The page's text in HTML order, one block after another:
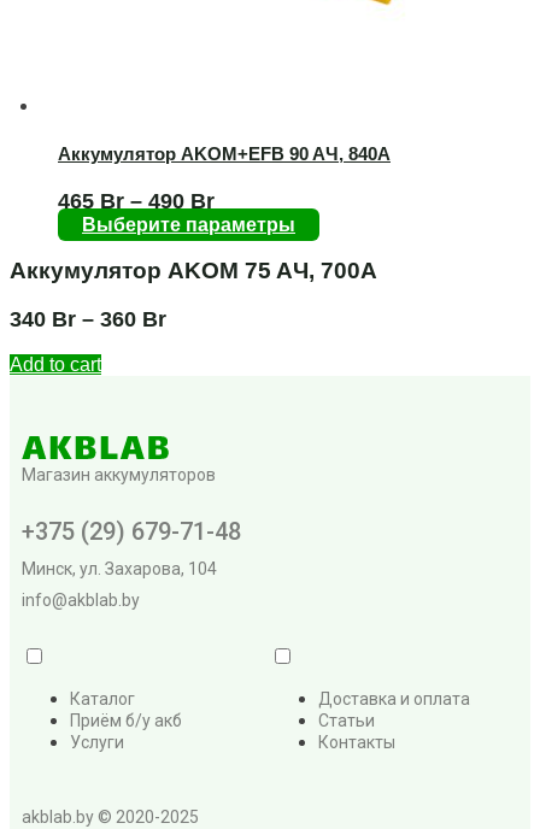
Аккумулятор AKOM+EFB 90 AЧ, 840А
465 Br – 490 Br
Выберите параметры
Аккумулятор AKOM 75 AЧ, 700А
340 Br – 360 Br
Add to cart
Магазин аккумуляторов
+375 (29) 679-71-48
Минск, ул. Захарова, 104
info@akblab.by
Каталог
Приём б/у акб
Услуги
Доставка и оплата
Статьи
Контакты
akblab.by © 2020-2025